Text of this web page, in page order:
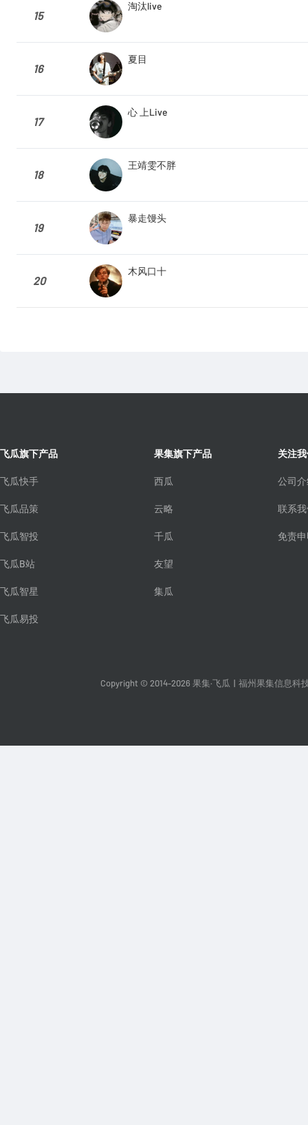
15
淘汰live
16
夏目
17
心 上Live
18
王靖雯不胖
19
暴走馒头
20
木风口十
飞瓜旗下产品
飞瓜快手
飞瓜品策
飞瓜智投
飞瓜B站
飞瓜智星
飞瓜易投
果集旗下产品
西瓜
云略
千瓜
友望
集瓜
关注
公司
联系
免责
Copyright © 2014-2026 果集·飞瓜 福州果集信息科